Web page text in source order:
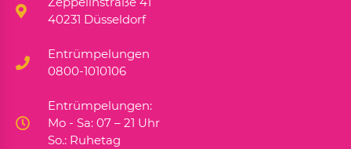
40231 Düsseldorf
Entrümpelungen
0800-1010106
Entrümpelungen:
Mo - Sa: 07 – 21 Uhr
So.: Ruhetag